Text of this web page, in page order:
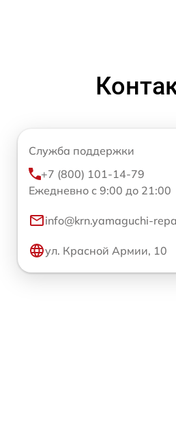
Служба поддержки
+7 (800) 101-14-79
Ежедневно с 9:00 до 21:00
info@krn.yamaguchi-
ул. Красной Армии, 10